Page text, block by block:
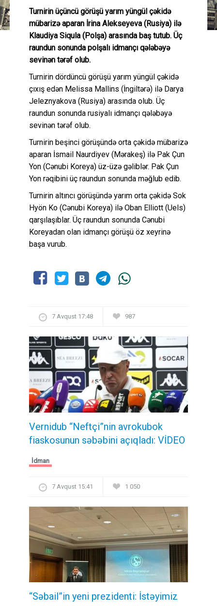
Turnirin üçüncü görüşü yarım yüngül çəkidə
mübarizə aparan İrina Alekseyeva (Rusiya) ilə
Klaudiya Siqula (Polşa) arasında baş tutub. Üç
raundun sonunda polşalı idmançı qələbəyə
sevinən tərəf olub.
Turnirin dördüncü görüşü yarım yüngül çəkidə
çıxış edən Melissa Mallins (İngiltərə) ilə Darya
Jeleznyakova (Rusiya) arasında olub. Üç
raundun sonunda rusiyalı idmançı qələbəyə
sevinən tərəf olub.
Turnirin beşinci görüşündə orta çəkidə mübarizə
aparan İsmail Naurdiyev (Mərakeş) ilə Pak Çun
Yon (Cənubi Koreya) üz-üzə gəliblər. Pak Çun
Yon rəqibini üç raundun sonunda məğlub edib.
Turnirin altıncı görüşündə yarım orta çəkidə Sok
Hyön Ko (Cənubi Koreya) ilə Oban Elliott (Uels)
qarşılaşıblar. Üç raundun sonunda Cənubi
Koreyadan olan idmançı görüşü öz xeyrinə
başa vurub.
7 Avqust 17:48 987
Vernidub “Neftçi”nin avrokubok
fiaskosunun səbəbini açıqladı: VİDEO
İdman
7 Avqust 15:41 1 050
“Səbail”in yeni prezidenti: İstəyimiz